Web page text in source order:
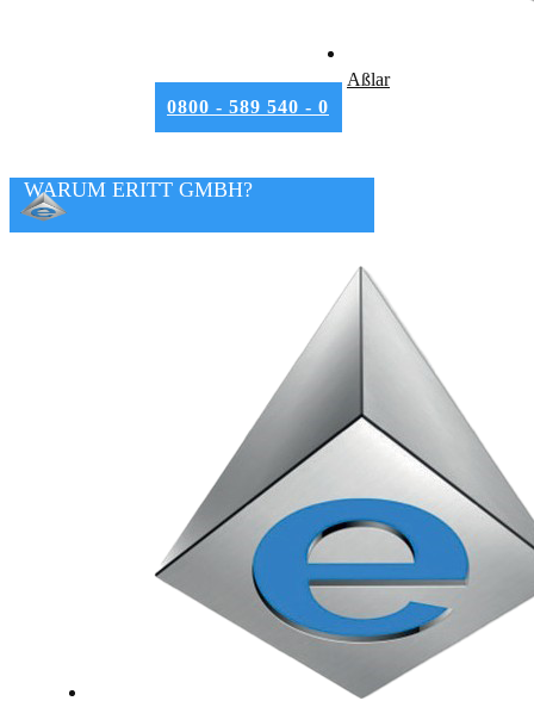
Aßlar
0800 - 589 540 - 0
WARUM ERITT GMBH?